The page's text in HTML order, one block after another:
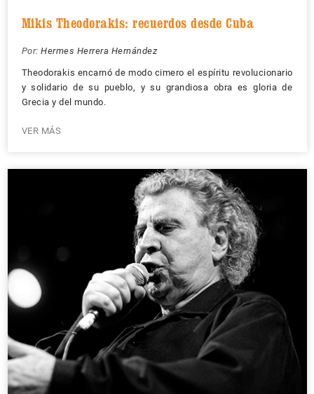
Mikis Theodorakis: recuerdos desde Cuba
Por: Hermes Herrera Hernández
Theodorakis encarnó de modo cimero el espíritu revolucionario
y solidario de su pueblo, y su grandiosa obra es gloria de
Grecia y del mundo.
VER MÁS